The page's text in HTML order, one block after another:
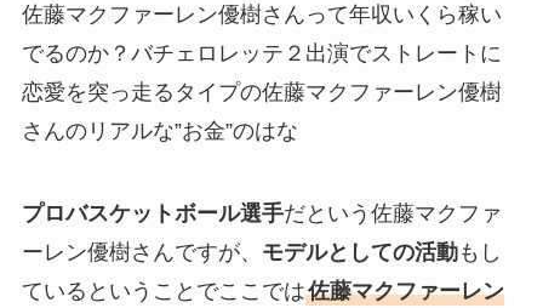
佐藤マクファーレン優樹さんって年収いくら稼い
でるのか？バチェロレッテ２出演でストレートに
恋愛を突っ走るタイプの佐藤マクファーレン優樹
さんのリアルな”お金”のはな
プロバスケットボール選手だという佐藤マクファ
ーレン優樹さんですが、 モデルとしての活動もし
ているということでここでは佐藤マクファーレン